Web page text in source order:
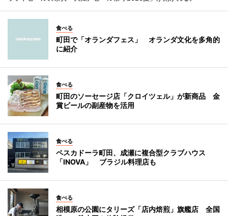
食べる
町田で「オランダフェス」 オランダ文化を多角的
に紹介
食べる
町田のソーセージ店「クロイツェル」が新商品 金
賞ビールの副産物を活用
食べる
ペスカドーラ町田、成瀬に複合型クラブハウス
「INOVA」 ブラジル料理店も
食べる
相模原の公園にタリーズ「店内焙煎」旗艦店 全国